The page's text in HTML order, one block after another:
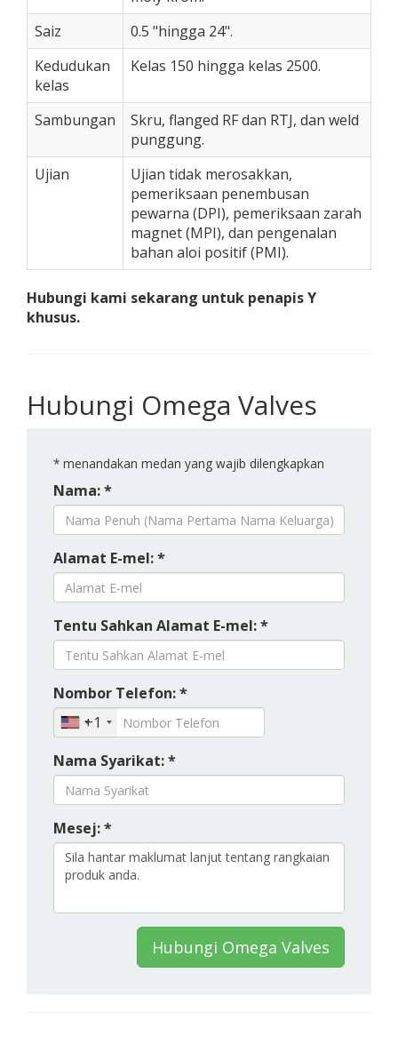
Saiz
0.5 "hingga 24".
Kedudukan
kelas
Kelas 150 hingga kelas 2500.
Sambungan
Skru, flanged RF dan RTJ, dan weld
punggung.
Ujian
Ujian tidak merosakkan,
pemeriksaan penembusan
pewarna (DPI), pemeriksaan zarah
magnet (MPI), dan pengenalan
bahan aloi positif (PMI).
Hubungi kami sekarang untuk penapis Y
khusus.
Hubungi Omega Valves
* menandakan medan yang wajib dilengkapkan
Nama: *
Alamat E-mel: *
Tentu Sahkan Alamat E-mel: *
Nombor Telefon: *
+1
Nama Syarikat: *
Mesej: *
Hubungi Omega Valves